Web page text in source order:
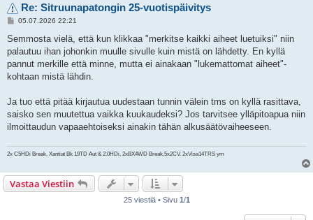
Re: Sitruunapatongin 25-vuotispäivitys
V
e
t
i
05.07.2026 22:21
Semmosta vielä, että kun klikkaa "merkitse kaikki aiheet luetuiksi" niin
palautuu ihan johonkin muulle sivulle kuin mistä on lähdetty. En kyllä
pannut merkille että minne, mutta ei ainakaan "lukemattomat aiheet"-
kohtaan mistä lähdin.
Ja tuo että pitää kirjautua uudestaan tunnin välein tms on kyllä rasittava,
saisko sen muutettua vaikka kuukaudeksi? Jos tarvitsee ylläpitoapua niin
ilmoittaudun vapaaehtoiseksi ainakin tähän alkusäätövaiheeseen.
2x C5HDi Break, Xantiat Bk 19TD Aut & 2.0HDi, 2xBX4WD Break,5x2CV. 2xVisa14TRS ym
Vastaa Viestiin
25 viestiä • Sivu 1/1